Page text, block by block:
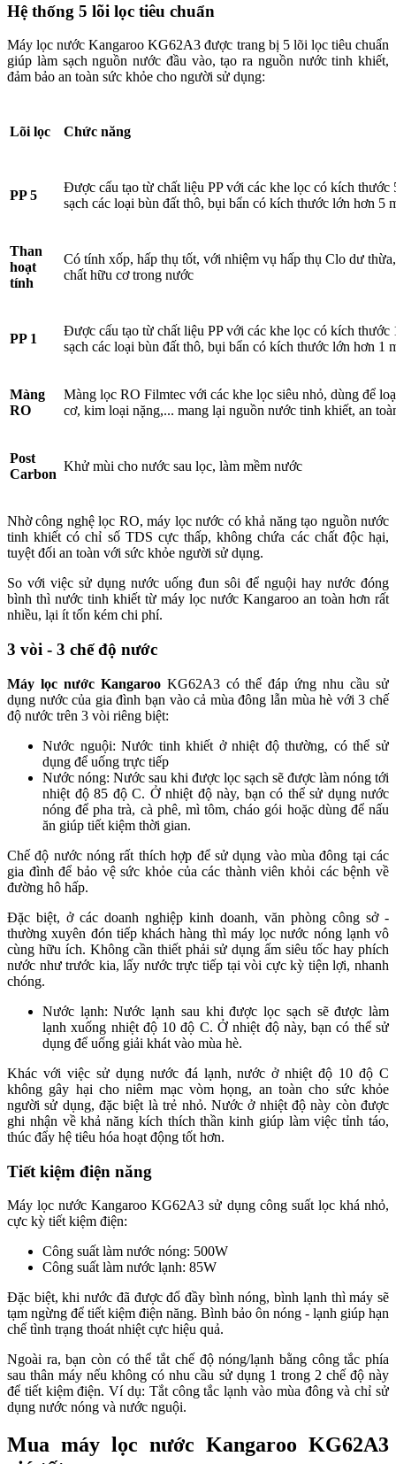
Hệ thống 5 lõi lọc tiêu chuẩn
Máy lọc nước Kangaroo KG62A3 được trang bị 5 lõi lọc tiêu chuẩn
giúp làm sạch nguồn nước đầu vào, tạo ra nguồn nước tinh khiết,
đảm bảo an toàn sức khỏe cho người sử dụng:
Lõi lọc Chức năng
PP 5
Được cấu tạo từ chất liệu PP với các khe lọc có kích thước
sạch các loại bùn đất thô, bụi bẩn có kích thước lớn hơn 5
Than
hoạt
tính
Có tính xốp, hấp thụ tốt, với nhiệm vụ hấp thụ Clo dư
chất hữu cơ trong nước
PP 1
Được cấu tạo từ chất liệu PP với các khe lọc có kích thước
sạch các loại bùn đất thô, bụi bẩn có kích thước lớn hơn 1
Màng
RO
Màng lọc RO Filmtec với các khe lọc siêu nhỏ, dùng để
cơ, kim loại nặng,... mang lại nguồn nước tinh khiết, an
Post
Carbon
Khử mùi cho nước sau lọc, làm mềm nước
Nhờ công nghệ lọc RO, máy lọc nước có khả năng tạo nguồn nước
tinh khiết có chỉ số TDS cực thấp, không chứa các chất độc hại,
tuyệt đối an toàn với sức khỏe người sử dụng.
So với việc sử dụng nước uống đun sôi để nguội hay nước đóng
bình thì nước tinh khiết từ máy lọc nước Kangaroo an toàn hơn rất
nhiều, lại ít tốn kém chi phí.
3 vòi - 3 chế độ nước
Máy lọc nước KangarooKG62A3 có thể đáp ứng nhu cầu sử
dụng nước của gia đình bạn vào cả mùa đông lẫn mùa hè với 3 chế
độ nước trên 3 vòi riêng biệt:
Nước nguội: Nước tinh khiết ở nhiệt độ thường, có thể sử
dụng để uống trực tiếp
Nước nóng: Nước sau khi được lọc sạch sẽ được làm nóng tới
nhiệt độ 85 độ C. Ở nhiệt độ này, bạn có thể sử dụng nước
nóng để pha trà, cà phê, mì tôm, cháo gói hoặc dùng để nấu
ăn giúp tiết kiệm thời gian.
Chế độ nước nóng rất thích hợp để sử dụng vào mùa đông tại các
gia đình để bảo vệ sức khỏe của các thành viên khỏi các bệnh về
đường hô hấp.
Đặc biệt, ở các doanh nghiệp kinh doanh, văn phòng công sở -
thường xuyên đón tiếp khách hàng thì máy lọc nước nóng lạnh vô
cùng hữu ích. Không cần thiết phải sử dụng ấm siêu tốc hay phích
nước như trước kia, lấy nước trực tiếp tại vòi cực kỳ tiện lợi, nhanh
chóng.
Nước lạnh: Nước lạnh sau khi được lọc sạch sẽ được làm
lạnh xuống nhiệt độ 10 độ C. Ở nhiệt độ này, bạn có thể sử
dụng để uống giải khát vào mùa hè.
Khác với việc sử dụng nước đá lạnh, nước ở nhiệt độ 10 độ C
không gây hại cho niêm mạc vòm họng, an toàn cho sức khỏe
người sử dụng, đặc biệt là trẻ nhỏ. Nước ở nhiệt độ này còn được
ghi nhận về khả năng kích thích thần kinh giúp làm việc tỉnh táo,
thúc đẩy hệ tiêu hóa hoạt động tốt hơn.
Tiết kiệm điện năng
Máy lọc nước Kangaroo KG62A3 sử dụng công suất lọc khá nhỏ,
cực kỳ tiết kiệm điện:
Công suất làm nước nóng: 500W
Công suất làm nước lạnh: 85W
Đặc biệt, khi nước đã được đổ đầy bình nóng, bình lạnh thì máy sẽ
tạm ngừng để tiết kiệm điện năng. Bình bảo ôn nóng - lạnh giúp hạn
chế tình trạng thoát nhiệt cực hiệu quả.
Ngoài ra, bạn còn có thể tắt chế độ nóng/lạnh bằng công tắc phía
sau thân máy nếu không có nhu cầu sử dụng 1 trong 2 chế độ này
để tiết kiệm điện. Ví dụ: Tắt công tắc lạnh vào mùa đông và chỉ sử
dụng nước nóng và nước nguội.
Mua máy lọc nước Kangaroo KG62A3